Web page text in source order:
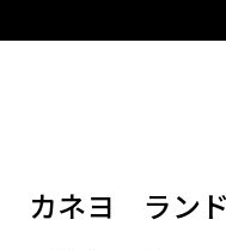
カネヨ ラン